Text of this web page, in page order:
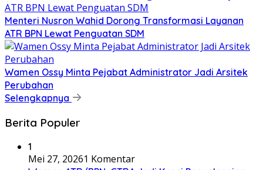
​Menteri Nusron Wahid Dorong Transformasi Layanan
ATR BPN Lewat Penguatan SDM
Wamen Ossy Minta Pejabat Administrator Jadi Arsitek
Perubahan
Selengkapnya
Berita Populer
1
Mei 27, 20261 Komentar